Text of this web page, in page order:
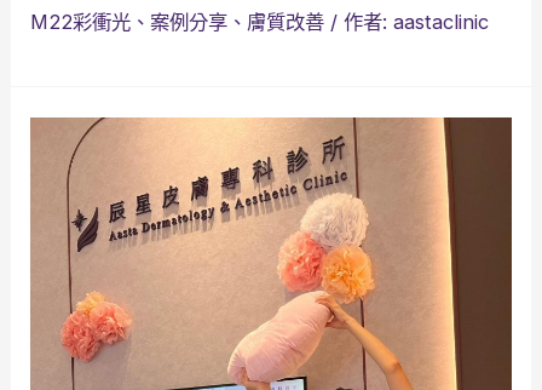
M22彩衝光 、案例分享 、 膚質改善 / 作者:aastaclinic